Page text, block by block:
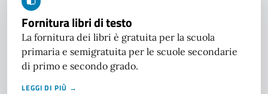
Fornitura libri di testo
La fornitura dei libri è gratuita per la scuola
primaria e semigratuita per le scuole secondarie
di primo e secondo grado.
LEGGI DI PIÙ →